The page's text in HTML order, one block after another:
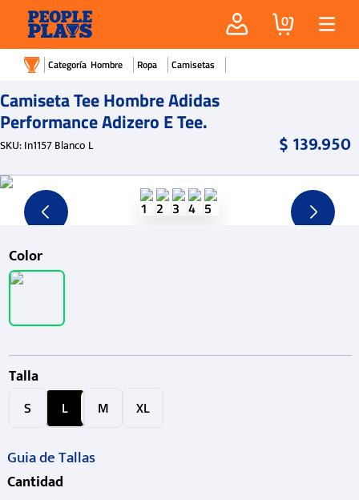
0
Hombre Ropa Camisetas
Camiseta Tee Hombre Adidas
Performance Adizero E Tee.
SKU:In1157 Blanco L $139.950
Color
Talla
S L M XL
Guia de Tallas
Cantidad